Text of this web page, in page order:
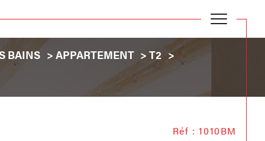
BAINS APPARTEMENT
T2
Réf : 1010BM